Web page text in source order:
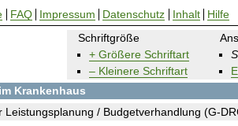
Schriftgröße
+ Größere Schriftart
– Kleinere Schriftart
Krankenhaus
Leistungsplanung / Budgetverhandlung (G-
FAQ Impressum Datenschutz Inhalt Hilfe